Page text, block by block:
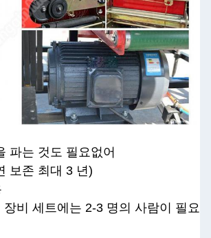
파는 것도 필요없어
보존 최대 3 년)
비 세트에는 2-3 명의 사람이 필요